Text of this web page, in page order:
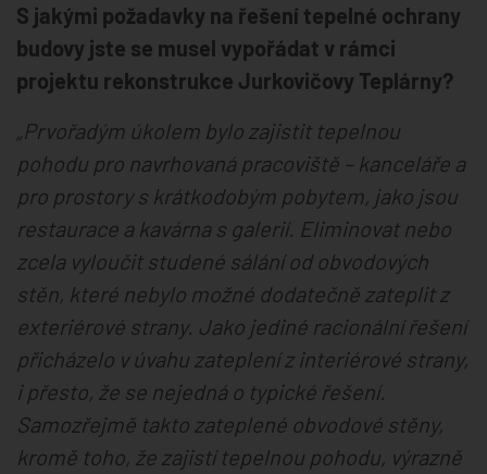
S jakými požadavky na řešení tepelné ochrany
budovy jste se musel vypořádat v rámci
projektu rekonstrukce Jurkovičovy Teplárny?
„Prvořadým úkolem bylo zajistit tepelnou
pohodu pro navrhovaná pracoviště – kanceláře a
pro prostory s krátkodobým pobytem, ​​jako jsou
restaurace a kavárna s galerií. Eliminovat nebo
zcela vyloučit studené sálání od obvodových
stěn, které nebylo možné dodatečně zateplit z
exteriérové ​​strany. Jako jediné racionální řešení
přicházelo v úvahu zateplení z interiérové ​​strany,
i přesto, že se nejedná o typické řešení.
Samozřejmě takto zateplené obvodové stěny,
kromě toho, že zajistí tepelnou pohodu, výrazně